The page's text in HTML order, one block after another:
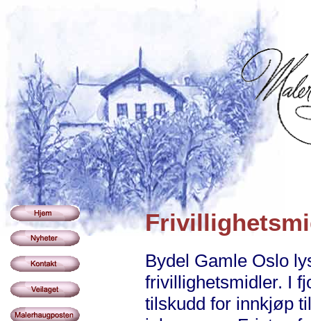
Bydel Gamle Oslo
frivillighetsmidler. I
tilskudd for innkjøp